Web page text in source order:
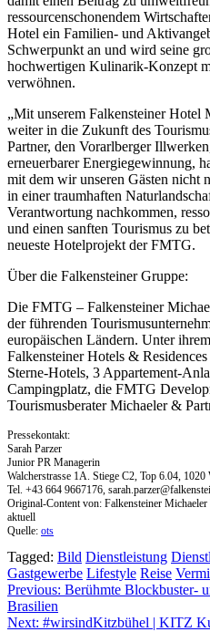
ressourcenschonendem
Hotel ein Familien- und
Schwerpunkt an und wird seine
hochwertigen Kulinarik-Konzept
verwöhnen.
„Mit unserem Falkensteiner
weiter in die Zukunft des
Partner, den Vorarlberger
erneuerbarer Energiegewinnung,
mit dem wir unseren Gästen nicht
in einer traumhaften
Verantwortung nachkommen,
und einen sanften Tourismus zu
neueste Hotelprojekt der FMTG.
Über die Falkensteiner Gruppe:
Die FMTG – Falkensteiner
der führenden
europäischen Ländern. Unter
Falkensteiner Hotels &
Sterne-Hotels, 3 Appartement-
Campingplatz, die FMTG
Tourismusberater Michaeler &
Pressekontakt:
Sarah Parzer
Junior PR Managerin
Walcherstrasse 1A. Stiege C2, Top 6.04, 1020
Tel. +43 664 9667176,
Original-Content von: Falkensteiner
aktuell
Quelle: ots
Tagged: Bild Dienstleistung
Gastgewerbe Lifestyle Reise
Beitragsnavigation
Previous: Berühmte Blockbuster-
Brasilien
Next: #wirsindKitzbühel | KITZ